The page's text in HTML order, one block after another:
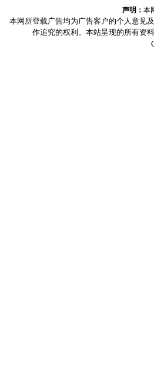
声明： 本
本网所登载广告均为广告客户的个人意见
作追究的权利。本站呈现的所有资